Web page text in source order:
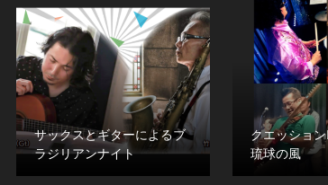
サックスとギターによるブ
ラジリアンナイト
クエッショ
琉球の風